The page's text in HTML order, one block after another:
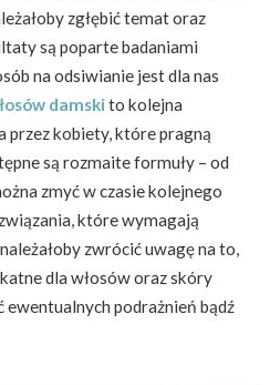
zgłębić temat oraz
są poparte badaniami
na odsiwianie jest dla nas
damskito kolejna
przez kobiety, które pragną
są rozmaite formuły – od
zmyć w czasie kolejnego
które wymagają
zwrócić uwagę na to,
dla włosów oraz skóry
ewentualnych podrażnień bądź